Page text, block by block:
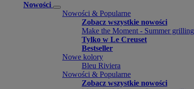
Nowości
Nowości & Popularne
Zobacz wszystkie nowości
Make the Moment - Summer grilling
Tylko w Le Creuset
Bestseller
Nowe kolory
Bleu Riviera
Nowości & Popularne
Zobacz wszystkie nowości